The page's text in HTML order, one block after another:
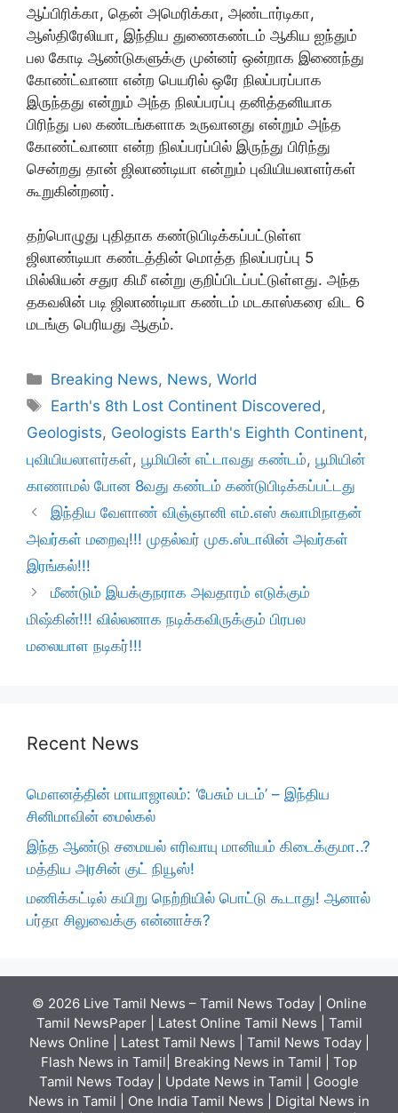
ஆப்பிரிக்கா, தென் அமெரிக்கா, அண்டார்டிகா,
ஆஸ்திரேலியா, இந்திய துணைகண்டம் ஆகிய ஐந்தும்
பல கோடி ஆண்டுகளுக்கு முன்னர் ஒன்றாக இணைந்து
கோண்ட்வானா என்ற பெயரில் ஒரே நிலப்பரப்பாக
இருந்தது என்றும் அந்த நிலப்பரப்பு தனித்தனியாக
பிரிந்து பல கண்டங்களாக உருவானது என்றும் அந்த
கோண்ட்வானா என்ற நிலப்பரப்பில் இருந்து பிரிந்து
சென்றது தான் ஜிலாண்டியா என்றும் புவியியலாளர்கள்
கூறுகின்றனர்.
தற்பொழுது புதிதாக கண்டுபிடிக்கப்பட்டுள்ள
ஜிலாண்டியா கண்டத்தின் மொத்த நிலப்பரப்பு 5
மில்லியன் சதுர கிமீ என்று குறிப்பிடப்பட்டுள்ளது. அந்த
தகவலின் படி ஜிலாண்டியா கண்டம் மடகாஸ்கரை விட 6
மடங்கு பெரியது ஆகும்.
Categories
Breaking News, News,World
Tags
Earth's 8th Lost Continent Discovered,
Geologists, Geologists Earth's Eighth Continent,
புவியியலாளர்கள், பூமியின் எட்டாவது கண்டம், பூமியின்
காணாமல் போன 8வது கண்டம் கண்டுபிடிக்கப்பட்டது
இந்திய வேளாண் விஞ்ஞானி எம்.எஸ் சுவாமிநாதன்
அவர்கள் மறைவு!!! முதல்வர் முக.ஸ்டாலின் அவர்கள்
இரங்கல்!!!
மீண்டும் இயக்குநராக அவதாரம் எடுக்கும்
மிஷ்கின்!!! வில்லனாக நடிக்கவிருக்கும் பிரபல
மலையாள நடிகர்!!!
Recent News
மௌனத்தின் மாயாஜாலம்: ‘பேசும் படம்’ – இந்திய
சினிமாவின் மைல்கல்
இந்த ஆண்டு சமையல் எரிவாயு மானியம் கிடைக்குமா..?
மத்திய அரசின் குட் நியூஸ்!
மணிக்கட்டில் கயிறு நெற்றியில் பொட்டு கூடாது! ஆனால்
பர்தா சிலுவைக்கு என்னாச்சு?
© 2026 Live Tamil News – Tamil News Today | Online
Tamil NewsPaper | Latest Online Tamil News | Tamil
News Online | Latest Tamil News | Tamil News Today |
Flash News in Tamil| Breaking News in Tamil | Top
Tamil News Today | Update News in Tamil | Google
News in Tamil | One India Tamil News | Digital News in